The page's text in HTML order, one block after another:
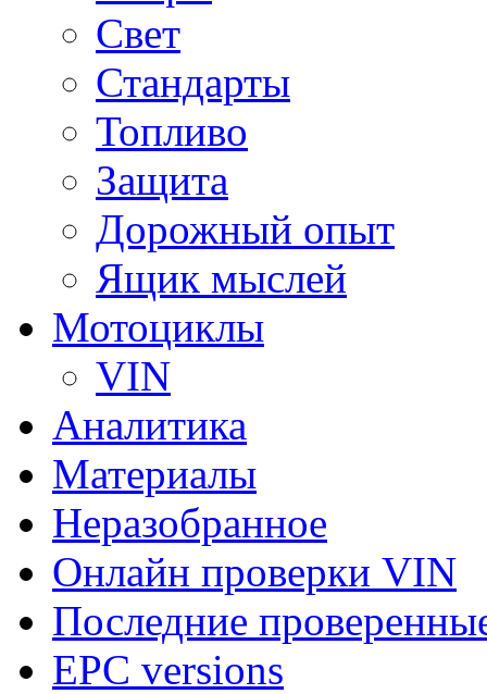
Свет
Стандарты
Топливо
Защита
Дорожный опыт
Ящик мыслей
Мотоциклы
VIN
Аналитика
Материалы
Неразобранное
Онлайн проверки VIN
Последние
EPC versions